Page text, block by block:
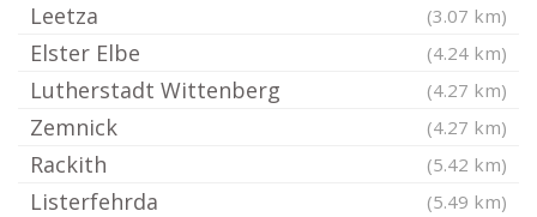
Leetza (3.07 km)
Elster Elbe (4.24 km)
Lutherstadt Wittenberg (4.27 km)
Zemnick (4.27 km)
Rackith (5.42 km)
Listerfehrda (5.49 km)